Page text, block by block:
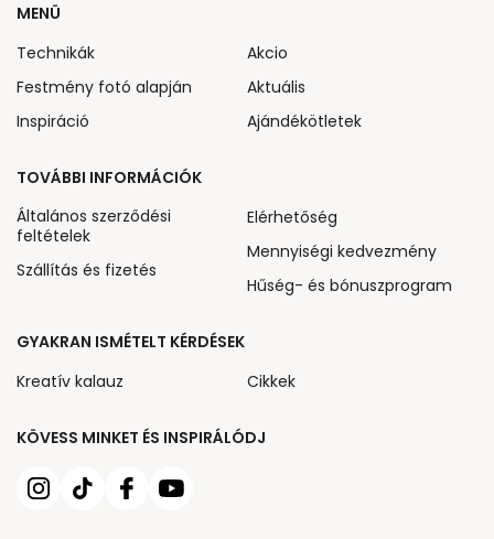
KÖVESS MINKET ÉS INSPIRÁLÓDJ
MENÜ
Technikák
Festmény fotó alapján
Inspiráció
Akcio
Aktuális
Ajándékötletek
TOVÁBBI INFORMÁCIÓK
Általános szerződési
feltételek
Szállítás és fizetés
Elérhetőség
Mennyiségi kedvezmény
Hűség- és bónuszprogram
GYAKRAN ISMÉTELT KÉRDÉSEK
Kreatív kalauz
Cikkek